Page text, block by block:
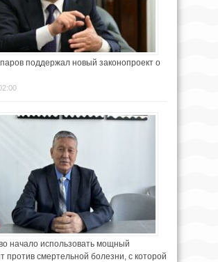
поддержал новый законопроект о
начало использовать мощный
против смертельной болезни, с которой